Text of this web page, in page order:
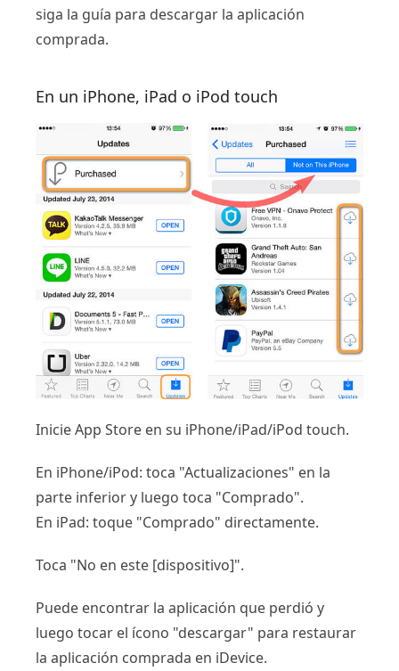
siga la guía para descargar la aplicación
comprada.
En un iPhone, iPad o iPod touch
Inicie App Store en su iPhone/iPad/iPod touch.
En iPhone/iPod: toca "Actualizaciones" en la
parte inferior y luego toca "Comprado".
En iPad: toque "Comprado" directamente.
Toca "No en este [dispositivo]".
Puede encontrar la aplicación que perdió y
luego tocar el ícono "descargar" para restaurar
la aplicación comprada en iDevice.